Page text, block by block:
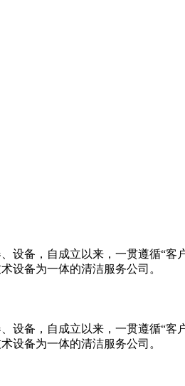
设备，自成立以来，一贯遵循“
设备为一体的清洁服务公司。
设备，自成立以来，一贯遵循“
设备为一体的清洁服务公司。